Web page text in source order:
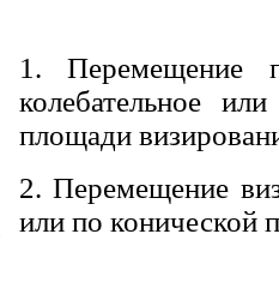
1. Перемещение
колебательное
площади
2. Перемещение
или по конической